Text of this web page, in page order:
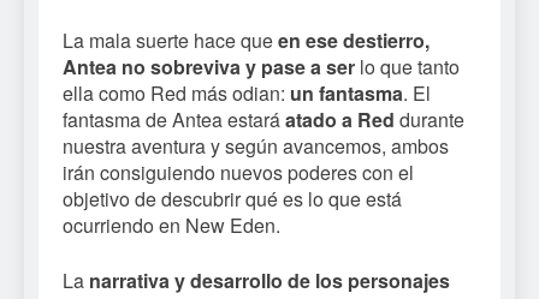
La mala suerte hace queen ese destierro,
Antea no sobreviva y pase a ser lo que tanto
ella como Red más odian: un fantasma. El
fantasma de Antea estaráatado a Red durante
nuestra aventura y según avancemos, ambos
irán consiguiendo nuevos poderes con el
objetivo de descubrir qué es lo que está
ocurriendo en New Eden.
La narrativa y desarrollo de los personajes